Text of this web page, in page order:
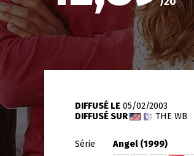
DIFFUSÉ LE 05/02/2003
DIFFUSÉ SUR
THE WB
Série
Angel (1999)